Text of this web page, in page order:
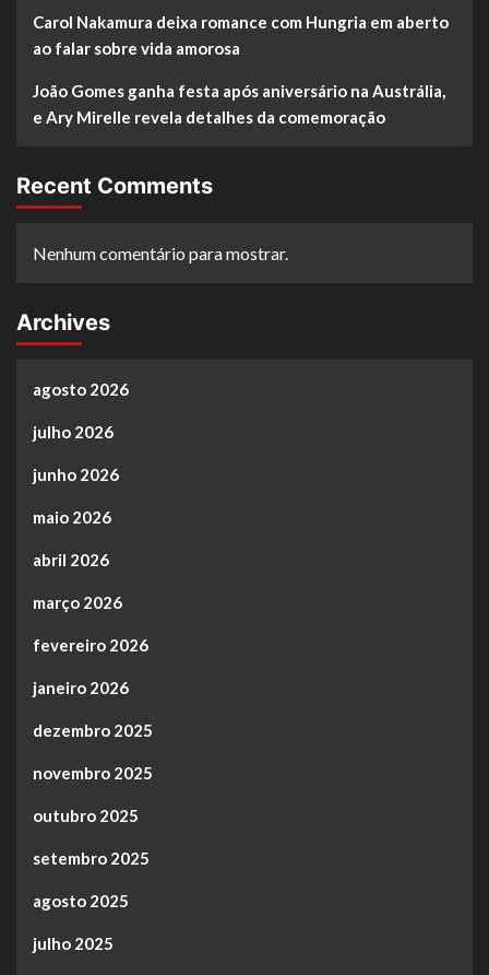
Carol Nakamura deixa romance com Hungria em aberto
ao falar sobre vida amorosa
João Gomes ganha festa após aniversário na Austrália,
e Ary Mirelle revela detalhes da comemoração
Recent Comments
Nenhum comentário para mostrar.
Archives
agosto 2026
julho 2026
junho 2026
maio 2026
abril 2026
março 2026
fevereiro 2026
janeiro 2026
dezembro 2025
novembro 2025
outubro 2025
setembro 2025
agosto 2025
julho 2025